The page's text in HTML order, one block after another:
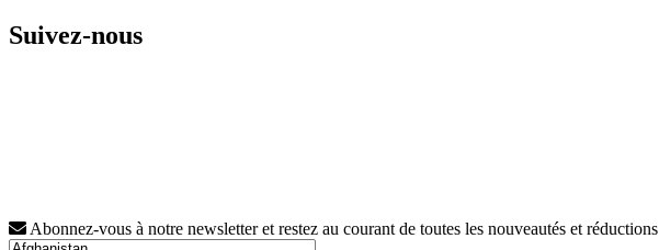
Suivez-nous
Abonnez-vous à notre newsletter et restez au courant de toutes les nouveautés et réductions